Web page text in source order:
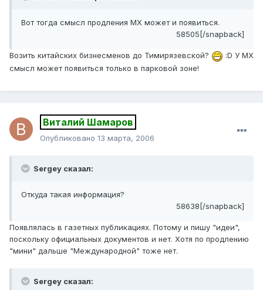
Вот тогда смысл продления МХ может и появиться.
58505[/snapback]
Возить китайских бизнесменов до Тимирязевской?
:D У МХ
смысл может появиться только в парковой зоне!
Виталий Шамаров
Опубликовано 13 марта, 2006
Sergey сказал:
Откуда такая информация?
58638[/snapback]
Появлялась в газетных публикациях. Потому и пишу "идеи",
поскольку официальных документов и нет. Хотя по продлению
"мини" дальше "Международной" тоже нет.
Sergey сказал: